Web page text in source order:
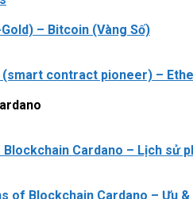
– Bitcoin (Vàng Số)
contract pioneer) –
Cardano – Lịch sử
of Blockchain Cardano – Ưu